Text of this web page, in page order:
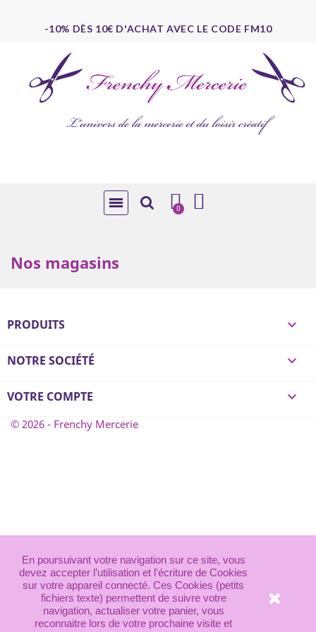
-10% DÈS 10€ D'ACHAT AVEC LE CODE FM10
Nos magasins
PRODUITS 
NOTRE SOCIÉTÉ 
VOTRE COMPTE 
En poursuivant votre navigation sur ce site, vous
devez accepter l’utilisation et l'écriture de Cookies
sur votre appareil connecté. Ces Cookies (petits
fichiers texte) permettent de suivre votre
navigation, actualiser votre panier, vous
reconnaitre lors de votre prochaine visite et
© 2026 - Frenchy Mercerie